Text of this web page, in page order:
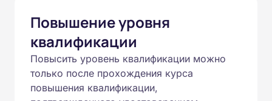
Повышение уровня
квалификации
Повысить уровень квалификации можно
только после прохождения курса
повышения квалификации,